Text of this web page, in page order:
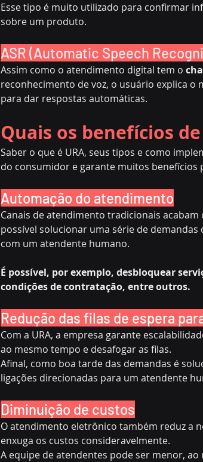
Esse tipo é muito utilizado para confirmar
sobre um produto.
ASR (Automatic Speech
Assim como o atendimento digital tem o
reconhecimento de voz, o usuário explica o
para dar respostas automáticas.
Quais os benefícios
Saber o que é URA, seus tipos e como
do consumidor e garante muitos benefícios
Automação do atendimento
Canais de atendimento tradicionais
possível solucionar uma série de demandas
com um atendente humano.
É possível, por exemplo, desbloquear
condições de contratação, entre outros.
Redução das filas de espera
Com a URA, a empresa garante
ao mesmo tempo e desafogar as filas.
Afinal, como boa tarde das demandas é
ligações direcionadas para um atendente
Diminuição de custos
O atendimento eletrônico também reduz a
enxuga os custos consideravelmente.
A equipe de atendentes pode ser menor,